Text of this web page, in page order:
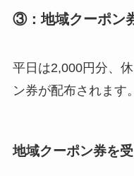
③：地域クーポン
平日は2,000円分、
ン券が配布されます。
地域クーポン券を